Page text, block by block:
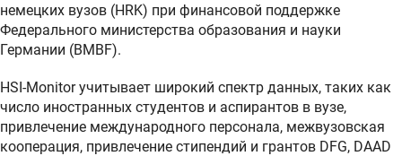
немецких вузов (HRK) при финансовой поддержке
Федерального министерства образования и науки
Германии (BMBF).
HSI-Monitor учитывает широкий спектр данных, таких как
число иностранных студентов и аспирантов в вузе,
привлечение международного персонала, межвузовская
кооперация, привлечение стипендий и грантов DFG, DAAD